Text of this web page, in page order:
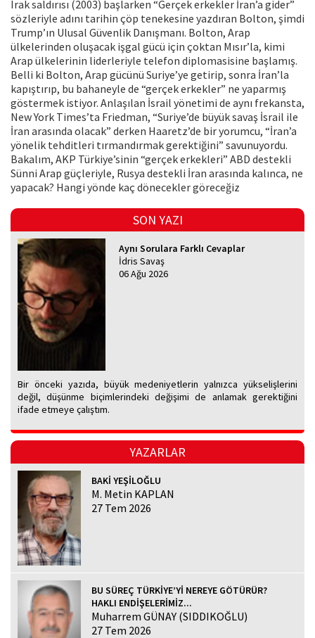
Irak saldırısı (2003) başlarken “Gerçek erkekler İran’a gider”
sözleriyle adını tarihin çöp tenekesine yazdıran Bolton, şimdi
Trump’ın Ulusal Güvenlik Danışmanı. Bolton, Arap
ülkelerinden oluşacak işgal gücü için çoktan Mısır’la, kimi
Arap ülkelerinin liderleriyle telefon diplomasisine başlamış.
Belli ki Bolton, Arap gücünü Suriye’ye getirip, sonra İran’la
kapıştırıp, bu bahaneyle de “gerçek erkekler” ne yaparmış
göstermek istiyor. Anlaşılan İsrail yönetimi de aynı frekansta,
New York Times’ta Friedman, “Suriye’de büyük savaş İsrail ile
İran arasında olacak” derken Haaretz’de bir yorumcu, “İran’a
yönelik tehditleri tırmandırmak gerektiğini” savunuyordu.
Bakalım, AKP Türkiye’sinin “gerçek erkekleri” ABD destekli
Sünni Arap güçleriyle, Rusya destekli İran arasında kalınca, ne
yapacak? Hangi yönde kaç dönecekler göreceğiz
SON YAZI
Aynı Sorulara Farklı Cevaplar
İdris Savaş
06 Ağu 2026
Bir önceki yazıda, büyük medeniyetlerin yalnızca yükselişlerini
değil, düşünme biçimlerindeki değişimi de anlamak gerektiğini
ifade etmeye çalıştım.
YAZARLAR
BAKİ YEŞİLOĞLU
M. Metin KAPLAN
27 Tem 2026
BU SÜREÇ TÜRKİYE’Yİ NEREYE GÖTÜRÜR?
HAKLI ENDİŞELERİMİZ...
Muharrem GÜNAY (SIDDIKOĞLU)
27 Tem 2026